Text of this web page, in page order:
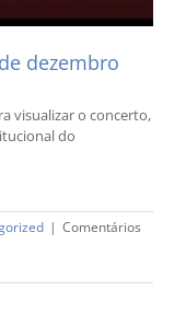
dezembro
visualizar o concerto,
do
| Comentários